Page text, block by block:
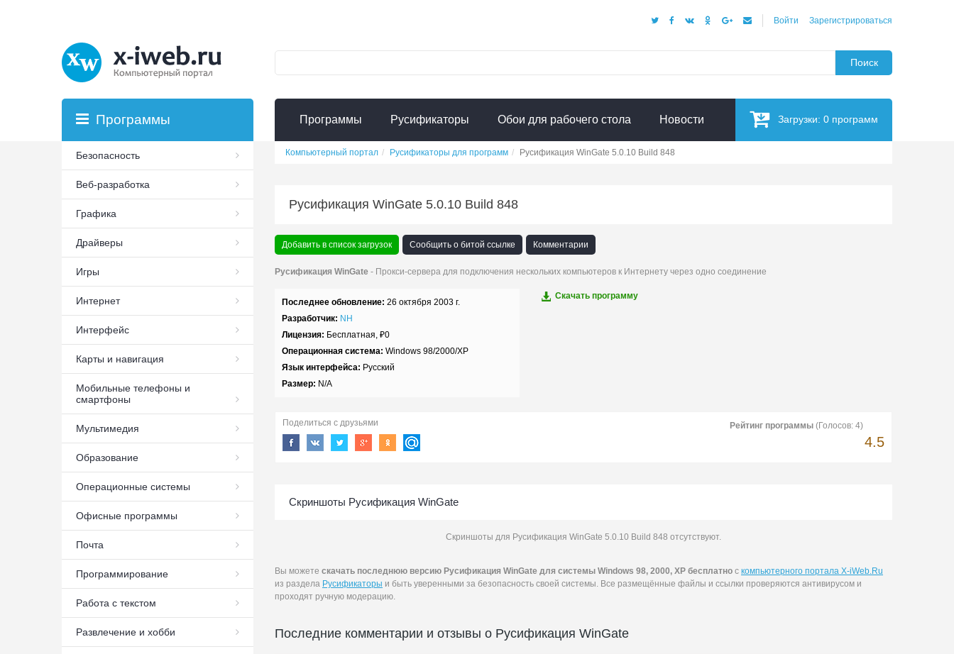
Войти Зарегистрироваться
Поиск
Программы Русификаторы Обои для рабочего стола Новости Загрузки: 0 программ
Компьютерный портал Русификаторы для программ Русификация WinGate 5.0.10 Build 848
Русификация WinGate 5.0.10 Build 848
Добавить в список загрузок Сообщить о битой ссылке Комментарии
Русификация WinGate - Прокси-сервера для подключения нескольких компьютеров к Интернету через одно соединение
Последнее обновление: 26 октября 2003 г.
Разработчик: NH
Лицензия: Бесплатная, ₽0
Операционная система: Windows 98/2000/XP
Язык интерфейса: Русский
Размер: N/A
Скачать программу
Поделиться с друзьями Рейтинг программы (Голосов: 4)
4.5
Скриншоты Русификация WinGate
Скриншоты для Русификация WinGate 5.0.10 Build 848 отсутствуют.
Вы можете скачать последнюю версию Русификация WinGate для системы Windows 98, 2000, XP бесплатно с компьютерного портала X-iWeb.Ru
из раздела Русификаторы и быть уверенными за безопасность своей системы. Все размещённые файлы и ссылки проверяются антивирусом и
проходят ручную модерацию.
Последние комментарии и отзывы о Русификация WinGate
Программы
Безопасность
Веб-разработка
Графика
Драйверы
Игры
Интернет
Интерфейс
Карты и навигация
Мобильные телефоны и
смартфоны
Мультимедия
Образование
Операционные системы
Офисные программы
Почта
Программирование
Работа с текстом
Развлечение и хобби